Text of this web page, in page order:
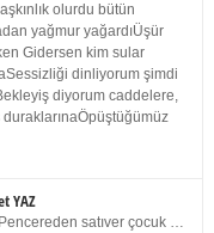
olurdu bütün
yağmur yağardıÜşür
Gidersen kim sular
dinliyorum şimdi
diyorum caddelere,
duraklarınaÖpüştüğümüz
YAZ
satıver çocuk …